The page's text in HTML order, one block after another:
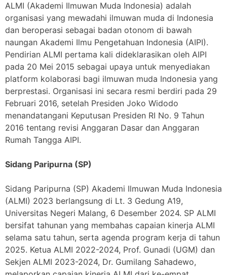
ALMI (Akademi Ilmuwan Muda Indonesia) adalah
organisasi yang mewadahi ilmuwan muda di Indonesia
dan beroperasi sebagai badan otonom di bawah
naungan Akademi Ilmu Pengetahuan Indonesia (AIPI).
Pendirian ALMI pertama kali dideklarasikan oleh AIPI
pada 20 Mei 2015 sebagai upaya untuk menyediakan
platform kolaborasi bagi ilmuwan muda Indonesia yang
berprestasi. Organisasi ini secara resmi berdiri pada 29
Februari 2016, setelah Presiden Joko Widodo
menandatangani Keputusan Presiden RI No. 9 Tahun
2016 tentang revisi Anggaran Dasar dan Anggaran
Rumah Tangga AIPI.
Sidang Paripurna (SP)
Sidang Paripurna (SP) Akademi Ilmuwan Muda Indonesia
(ALMI) 2023 berlangsung di Lt. 3 Gedung A19,
Universitas Negeri Malang, 6 Desember 2024. SP ALMI
bersifat tahunan yang membahas capaian kinerja ALMI
selama satu tahun, serta agenda program kerja di tahun
2025. Ketua ALMI 2022-2024, Prof. Gunadi (UGM) dan
Sekjen ALMI 2023-2024, Dr. Gumilang Sahadewo,